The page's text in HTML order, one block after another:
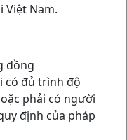
Việt Nam.
đồng
có đủ trình độ
phải có người
định của pháp